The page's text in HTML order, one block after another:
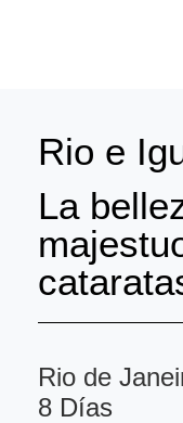
Rio e
La
Rio de
8 Días